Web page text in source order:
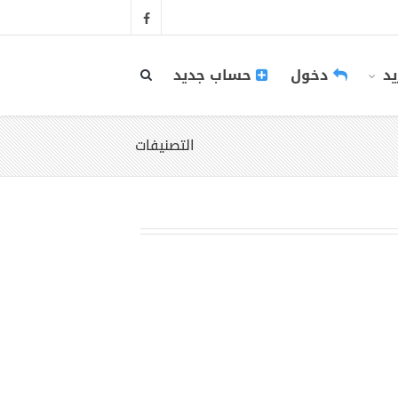
دخول حساب جديد
التصنيفات